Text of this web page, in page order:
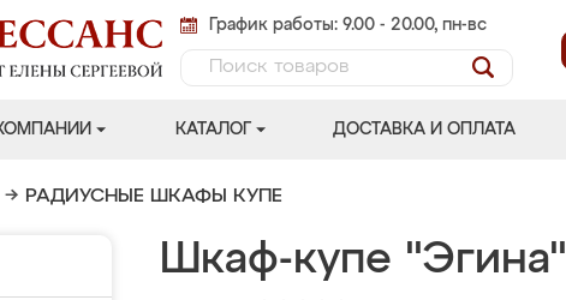
График работы: 9.00 - 20.00, пн-вс
КАТАЛОГ ДОСТАВКА И ОПЛАТА
→ РАДИУСНЫЕ ШКАФЫ КУПЕ
Шкаф-купе "Эгина"